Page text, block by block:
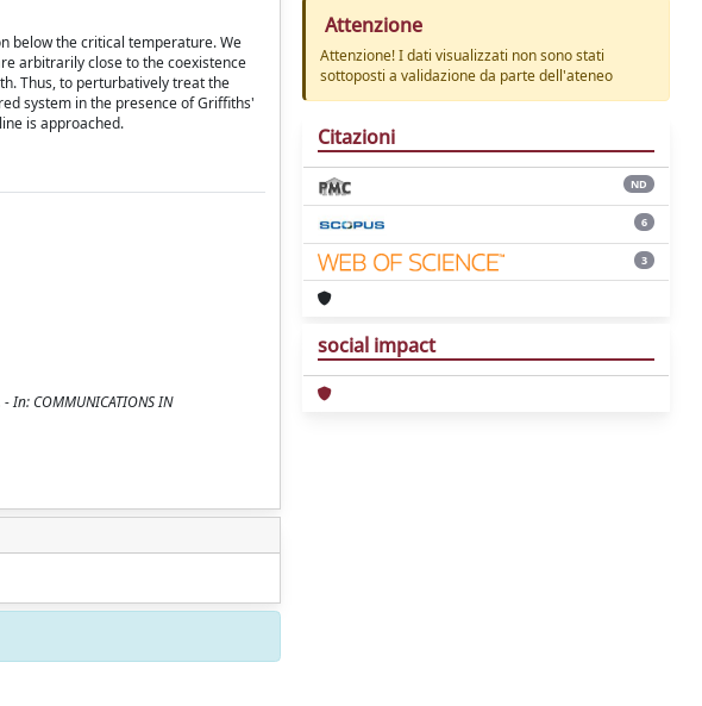
below the critical temperature. We
arbitrarily close to the coexistence
Thus, to perturbatively treat the
system in the presence of Griffiths'
is approached.
COMMUNICATIONS IN
Attenzione
Attenzione! I dati visualizzati non sono stati
sottoposti a validazione da parte dell'ateneo
Citazioni
ND
6
3
social impact